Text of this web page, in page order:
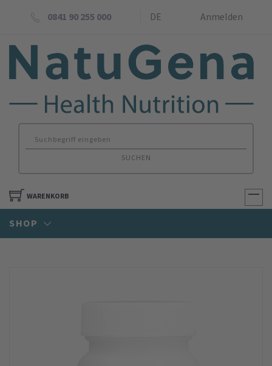
0841 90 255 000 DE Anmelden
SUCHEN
WARENKORB
SHOP